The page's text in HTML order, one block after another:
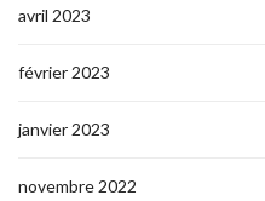
avril 2023
février 2023
janvier 2023
novembre 2022